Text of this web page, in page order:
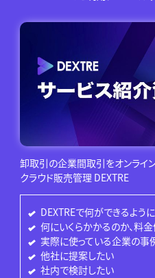
卸取引の企業間取引をオンライン
クラウド販売管理 DEXTRE
DEXTREで何ができるよう
何にいくらかかるのか、料
実際に使っている企業の事
他社に提案したい
社内で検討したい